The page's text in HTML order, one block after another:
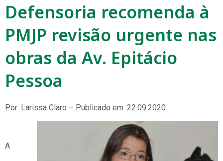
Defensoria recomenda à
PMJP revisão urgente nas
obras da Av. Epitácio
Pessoa
Por: Larissa Claro – Publicado em: 22.09.2020
A